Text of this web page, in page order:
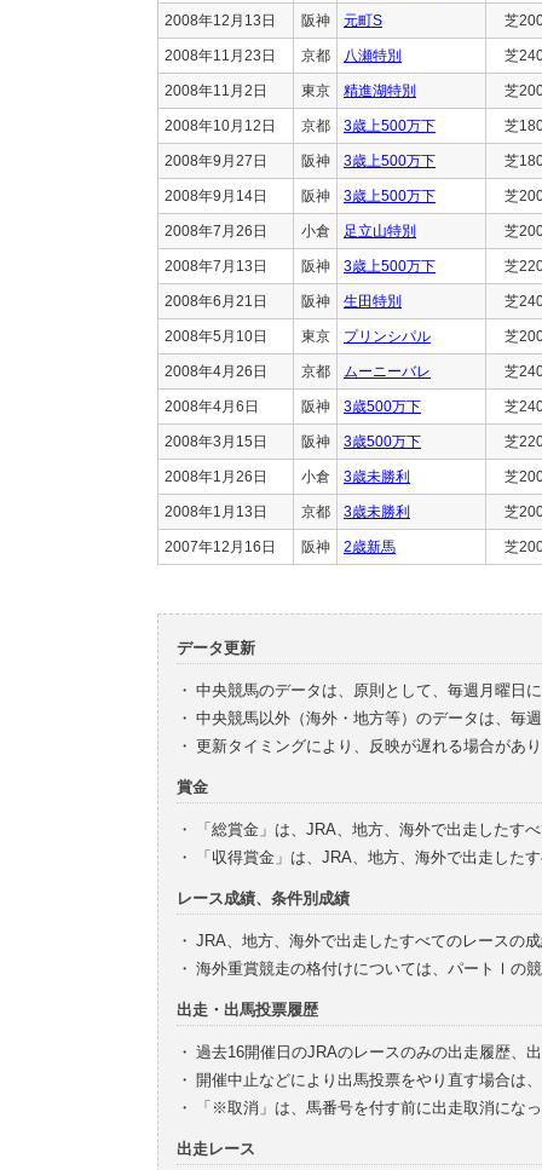
2008年12月13日 阪神 元町S 芝
2008年11月23日 京都 八瀬特別 芝
2008年11月2日 東京 精進湖特別 芝
2008年10月12日 京都 3歳上500万下 芝
2008年9月27日 阪神 3歳上500万下 芝
2008年9月14日 阪神 3歳上500万下 芝
2008年7月26日 小倉 足立山特別 芝
2008年7月13日 阪神 3歳上500万下 芝
2008年6月21日 阪神 生田特別 芝
2008年5月10日 東京 プリンシパル 芝
2008年4月26日 京都 ムーニーバレ 芝
2008年4月6日 阪神 3歳500万下 芝
2008年3月15日 阪神 3歳500万下 芝
2008年1月26日 小倉 3歳未勝利 芝
2008年1月13日 京都 3歳未勝利 芝
2007年12月16日 阪神 2歳新馬 芝
データ更新
・ 中央競馬のデータは、原則として、毎週月曜日
・ 中央競馬以外（海外・地方等）のデータは、毎
・ 更新タイミングにより、反映が遅れる場合があ
賞金
・
「総賞金」は、JRA、地方、海外で出走したす
・
「収得賞金」は、JRA、地方、海外で出走した
レース成績、条件別成績
・ JRA、地方、海外で出走したすべてのレースの
・ 海外重賞競走の格付けについては、パートⅠの
出走・出馬投票履歴
・ 過去16開催日のJRAのレースのみの出走履歴、
・ 開催中止などにより出馬投票をやり直す場合は
・
「※取消」は、馬番号を付す前に出走取消にな
出走レース